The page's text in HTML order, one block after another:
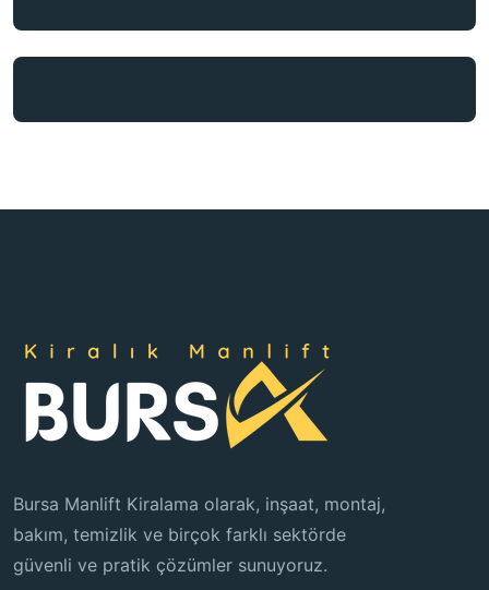
Bursa Manlift Kiralama olarak, inşaat, montaj,
bakım, temizlik ve birçok farklı sektörde
güvenli ve pratik çözümler sunuyoruz.